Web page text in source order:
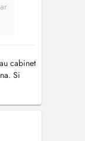
cabinet
Si
bleu.